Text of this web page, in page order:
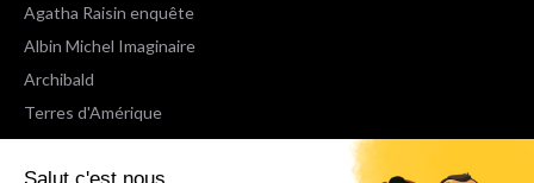
Salut c'est nous...
Agatha Raisin enquête
Albin Michel Imaginaire
Archibald
Terres d'Amérique
Espaces Libres Poche
NOX